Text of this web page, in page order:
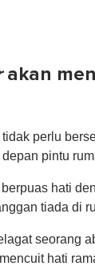
akan
perlu
pintu
hati
tiada di
seorang
hati